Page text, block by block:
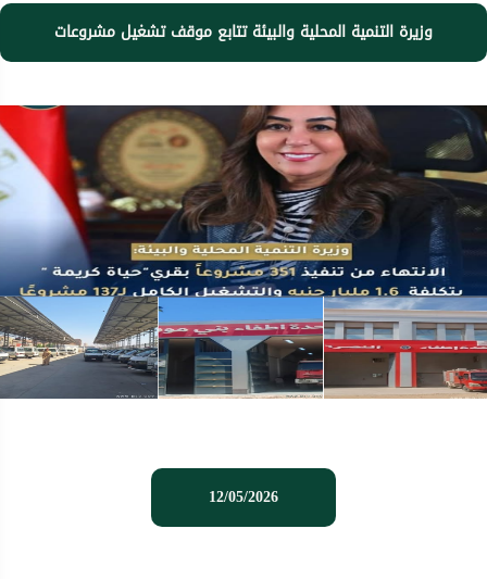
وزيرة التنمية المحلية والبيئة تتابع موقف تشغيل مشروعات
12/05/2026